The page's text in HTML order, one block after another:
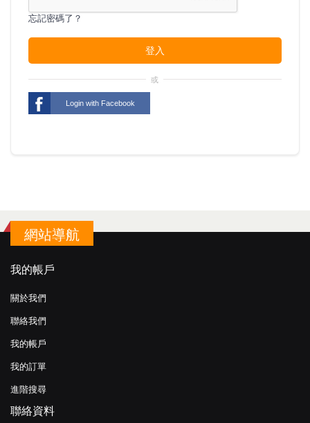
忘記密碼了？
登入
或
Login with Facebook
網站導航
我的帳戶
關於我們
聯絡我們
我的帳戶
我的訂單
進階搜尋
聯絡資料